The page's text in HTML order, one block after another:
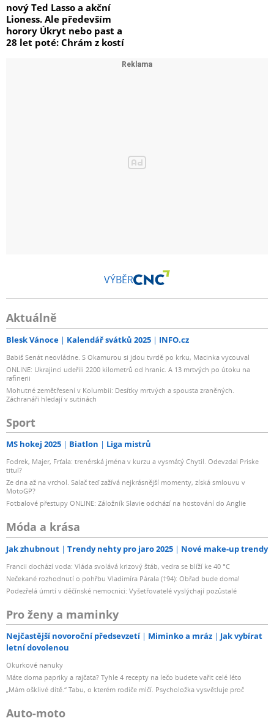
ano
Typ stabilizace obrazu
Se širokoúhlým objektivem
Maximální světelnost předního fotoaparátu
f/2.2
Počet objektivů předního fotoaparátu
s 1 objektivem
S automatickým ostřením
ano
S LED bleskem
ano
Maximální rozlišení videa
8K (4320p)
Max. snímková frekvence videa
240 fps
Kvalita fotoaparátu
s profesionálním fotoaparátem
nový Ted Lasso a akční
Lioness. Ale především
horory Úkryt nebo past a
28 let poté: Chrám z kostí
VÝBĚR
Aktuálně
Blesk Vánoce Kalendář svátků 2025 INFO.cz
Babiš Senát neovládne. S Okamurou si jdou tvrdě po krku, Macinka vycouval
ONLINE: Ukrajinci udeřili 2200 kilometrů od hranic. A 13 mrtvých po útoku na
rafinerii
Mohutné zemětřesení v Kolumbii: Desítky mrtvých a spousta zraněných.
Záchranáři hledají v sutinách
Sport
MS hokej 2025 Biatlon Liga mistrů
Fodrek, Majer, Frťala: trenérská jména v kurzu a vysmátý Chytil. Odevzdal Priske
titul?
Ze dna až na vrchol. Salač teď zažívá nejkrásnější momenty, získá smlouvu v
MotoGP?
Fotbalové přestupy ONLINE: Záložník Slavie odchází na hostování do Anglie
Móda a krása
Jak zhubnout Trendy nehty pro jaro 2025 Nové make-up trendy
Francii dochází voda: Vláda svolává krizový štáb, vedra se blíží ke 40 °C
Nečekané rozhodnutí o pohřbu Vladimíra Párala (†94): Obřad bude doma!
Podezřelá úmrtí v děčínské nemocnici: Vyšetřovatelé vyslýchají pozůstalé
Pro ženy a maminky
Nejčastější novoroční předsevzetí Miminko a mráz
Jak vybírat
letní dovolenou
Okurkové nanuky
Máte doma papriky a rajčata? Tyhle 4 recepty na lečo budete vařit celé léto
„Mám ošklivé dítě.“ Tabu, o kterém rodiče mlčí. Psycholožka vysvětluje proč
Auto-moto